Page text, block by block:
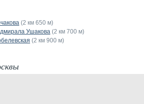
(2 км 650 м)
Ушакова (2 км 700 м)
(2 км 900 м)